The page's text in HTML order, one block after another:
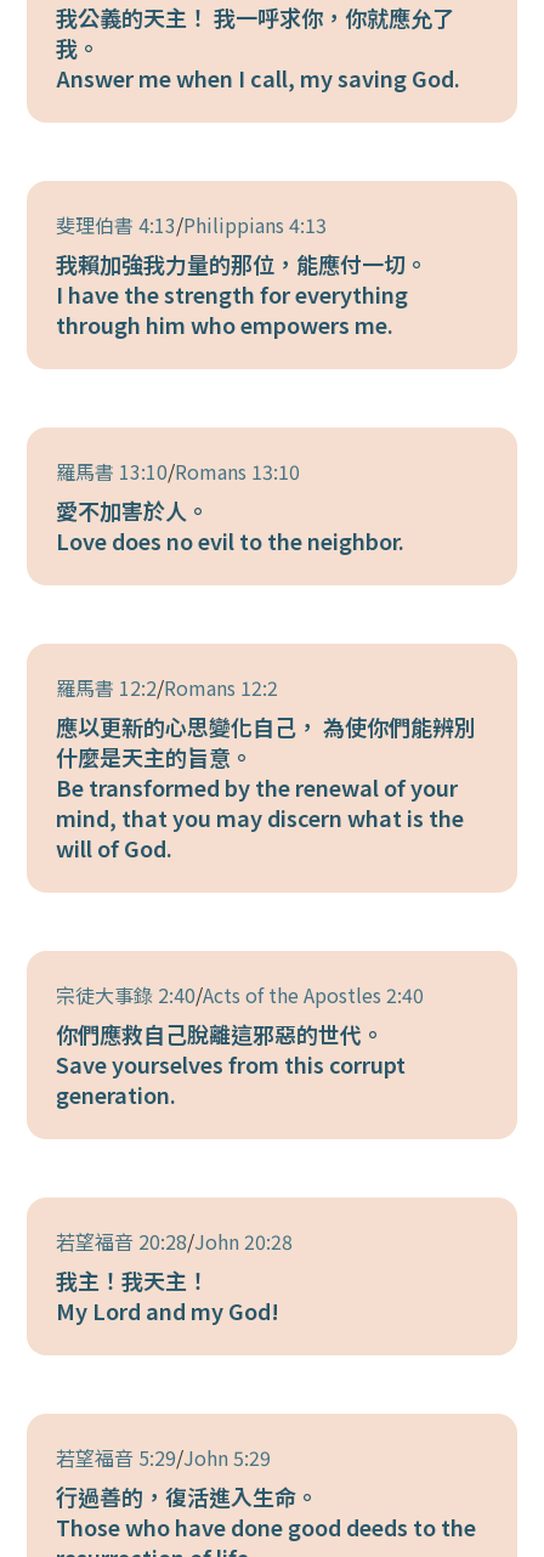
我公義的天主！ 我一呼求你，你就應允了
我。
Answer me when I call, my saving God.
斐理伯書 4:13/Philippians 4:13
我賴加強我力量的那位，能應付一切。
I have the strength for everything
through him who empowers me.
羅馬書 13:10/Romans 13:10
愛不加害於人。
Love does no evil to the neighbor.
羅馬書 12:2/Romans 12:2
應以更新的心思變化自己， 為使你們能辨別
什麼是天主的旨意。
Be transformed by the renewal of your
mind, that you may discern what is the
will of God.
宗徒大事錄 2:40/Acts of the Apostles 2:40
你們應救自己脫離這邪惡的世代。
Save yourselves from this corrupt
generation.
若望福音 20:28/John 20:28
我主！我天主！
My Lord and my God!
若望福音 5:29/John 5:29
行過善的，復活進入生命。
Those who have done good deeds to the